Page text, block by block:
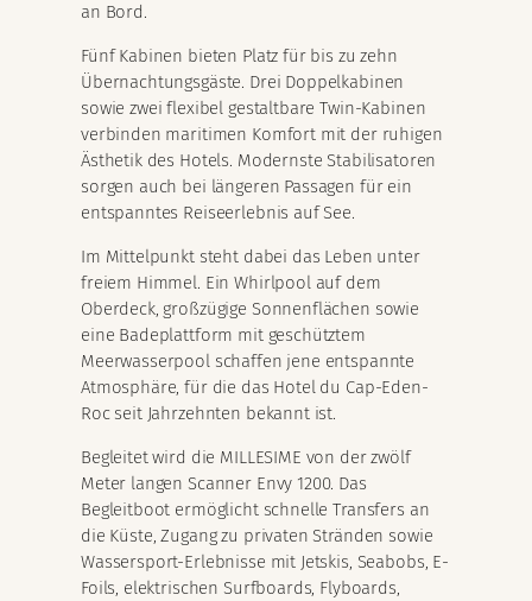
an Bord.
Fünf Kabinen bieten Platz für bis zu zehn
Übernachtungsgäste. Drei Doppelkabinen
sowie zwei flexibel gestaltbare Twin-Kabinen
verbinden maritimen Komfort mit der ruhigen
Ästhetik des Hotels. Modernste Stabilisatoren
sorgen auch bei längeren Passagen für ein
entspanntes Reiseerlebnis auf See.
Im Mittelpunkt steht dabei das Leben unter
freiem Himmel. Ein Whirlpool auf dem
Oberdeck, großzügige Sonnenflächen sowie
eine Badeplattform mit geschütztem
Meerwasserpool schaffen jene entspannte
Atmosphäre, für die das Hotel du Cap-Eden-
Roc seit Jahrzehnten bekannt ist.
Begleitet wird die MILLESIME von der zwölf
Meter langen Scanner Envy 1200. Das
Begleitboot ermöglicht schnelle Transfers an
die Küste, Zugang zu privaten Stränden sowie
Wassersport-Erlebnisse mit Jetskis, Seabobs, E-
Foils, elektrischen Surfboards, Flyboards,